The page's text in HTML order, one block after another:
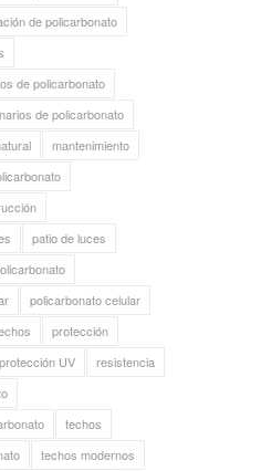
de policarbonato
de policarbonato
de policarbonato
mantenimiento
patio de luces
policarbonato celular
protección
protección UV
resistencia
techos
techos modernos